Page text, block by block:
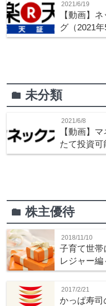
2021/6/19
【動画】
グ（2021
folder未分類
2021/6/8
【動画】
たて投資可
folder株主優待
2018/11/10
子育て世帯
レジャー編
2017/2/21
かっぱ寿